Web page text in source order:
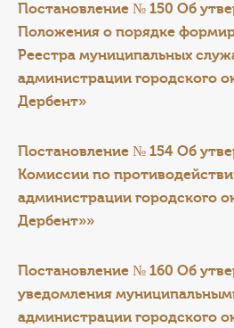
Постановление № 150 Об
Положения о порядке
Реестра муниципальных
администрации городского
Дербент»
Постановление № 154 Об
Комиссии по
администрации городского
Дербент»»
Постановление № 160 Об
уведомления
администрации городского